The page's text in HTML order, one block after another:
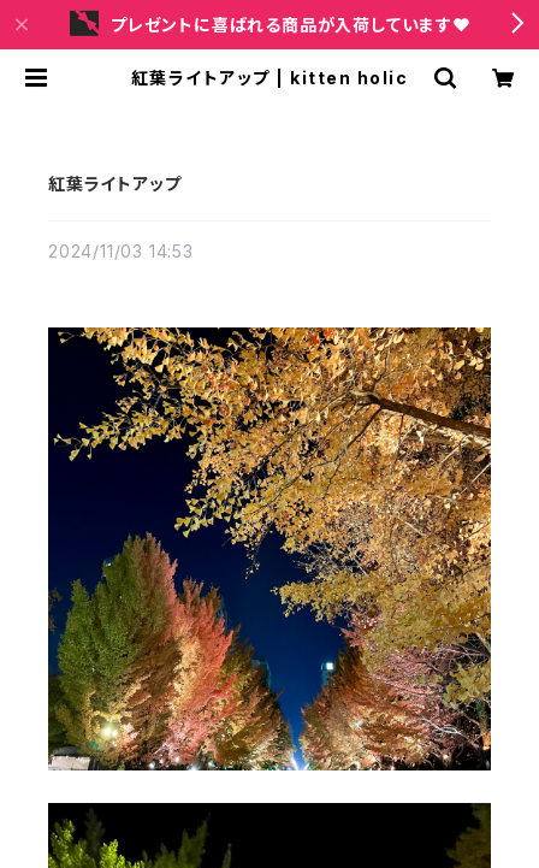
プレゼントに喜ばれる商品が入荷しています❤
紅葉ライトアップ | kitten holic
紅葉ライトアップ
2024/11/03 14:53